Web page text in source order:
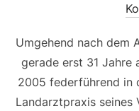
Umgehend nach dem
gerade erst 31 Jahre
2005 federführend in
Landarztpraxis seines